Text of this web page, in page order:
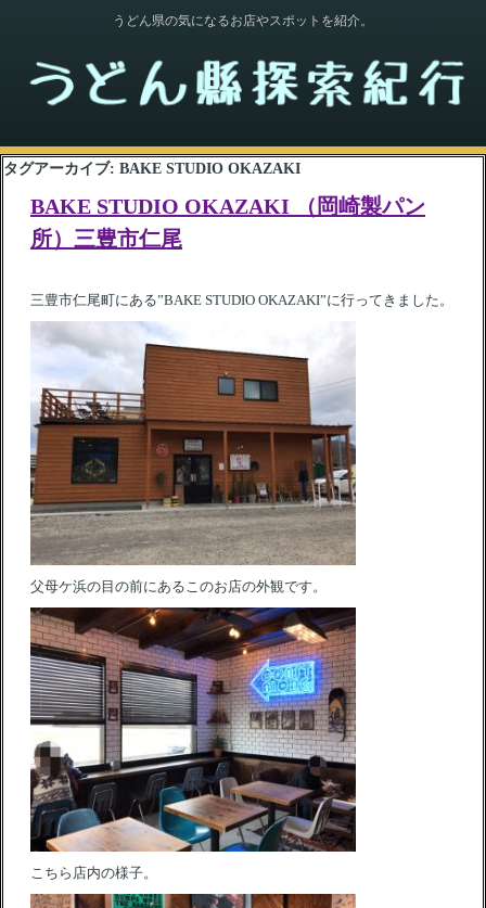
うどん県の気になるお店やスポットを紹介。
タグアーカイブ: BAKE STUDIO OKAZAKI
BAKE STUDIO OKAZAKI （岡崎製パン
所）三豊市仁尾
三豊市仁尾町にある”BAKE STUDIO OKAZAKI”に行ってきました。
父母ケ浜の目の前にあるこのお店の外観です。
こちら店内の様子。